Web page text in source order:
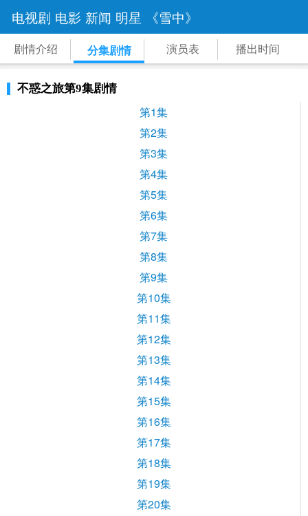
电视剧 电影 新闻 明星 《雪中》
剧情介绍 分集剧情 演员表 播出时间
不惑之旅第9集剧情
第1集
第2集
第3集
第4集
第5集
第6集
第7集
第8集
第9集
第10集
第11集
第12集
第13集
第14集
第15集
第16集
第17集
第18集
第19集
第20集